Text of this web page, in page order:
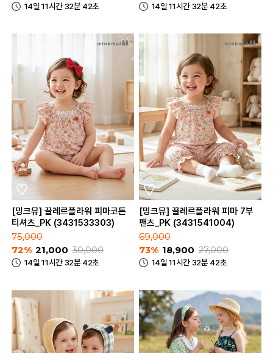
14일 11시간 32분 42초 14일 11시간 32분 42초
[밍크뮤] 끌레르플라워 피마코튼
티셔츠_PK (3431533303)
75,000
72% 21,000 30,000
14일 11시간 32분 42초
[밍크뮤] 끌레르플라워 피마 7부
팬츠_PK (3431541004)
69,000
73% 18,900 27,000
14일 11시간 32분 42초